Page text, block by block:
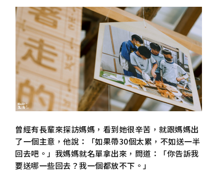
曾經有長輩來探訪媽媽，看到她很辛苦，就跟媽媽出
了一個主意，他說：「如果帶30個太累，不如送一半
回去吧。」我媽媽就名單拿出來，問道：「你告訴我
要送哪一些回去？我一個都放不下。」